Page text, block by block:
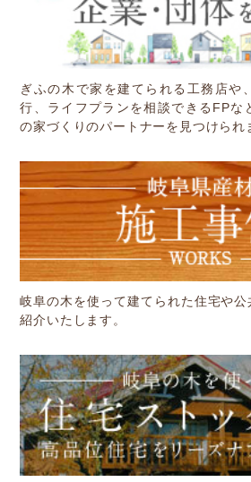
ぎふの木で家を建てられる工務店や
行、ライフプランを相談できるFPな
の家づくりのパートナーを見つけられ
岐阜の木を使って建てられた住宅や
紹介いたします。